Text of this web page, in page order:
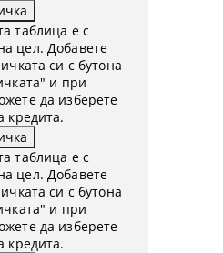
таблица е с
цел. Добавете
си с бутона
и при
да изберете
кредита.
таблица е с
цел. Добавете
си с бутона
и при
да изберете
кредита.